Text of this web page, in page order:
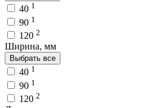
40 1
90 1
120 2
Ширина, мм
Выбрать все
40 1
90 1
120 2